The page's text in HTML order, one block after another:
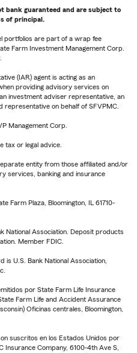
bank guaranteed and are subject to
of principal.
portfolios are part of a wrap fee
Farm Investment Management Corp.
(IAR) agent is acting as an
providing advisory services on
investment adviser representative, an
representative on behalf of SFVPMC.
Management Corp.
tax or legal advice.
entity from those affiliated and/or
services, banking and insurance
Farm Plaza, Bloomington, IL 61710-
National Association. Deposit products
Member FDIC.
U.S. Bank National Association,
por State Farm Life Insurance
Farm Life and Accident Assurance
Oficinas centrales, Bloomington,
suscritos en los Estados Unidos por
Insurance Company, 6100-4th Ave S,